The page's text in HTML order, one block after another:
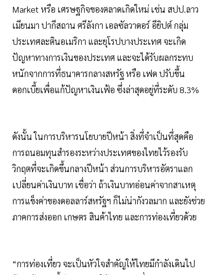
Market หรือ เศรษฐกิจของตลาดเกิดใหม่ เช่น สปป.ลาว
เมียนมา ปากีสถาน ศรีลังกา เอลซัลวาดอร์ อียิปต์ กลุ่ม
ประเทศละตินอเมริกา และยุโรปบางประเทศ จะเกิด
ปัญหาทางการเงินของประเทศ และจะได้รับผลกระทบ
หนักจากการที่ธนาคารกลางสหรัฐ หรือ เฟด ปรับขึ้น
ดอกเบี้ยเพื่อแก้ปัญหาเงินเฟ้อ ซึ่งล่าสุดอยู่ที่ระดับ 8.3%
ดังนั้น ในการบริหารนโยบายปีหน้า สิ่งที่จำเป็นที่สุดคือ
การถนอมทุนสำรองระหว่างประเทศของไทยไว้รองรับ
วิกฤตที่จะเกิดขึ้นกลางปีหน้า ส่วนการบริหารอัตราแลก
เปลี่ยนค่าเงินบาท เชื่อว่า ถ้าเงินบาทอ่อนค่าจากสาเหตุ
การแข็งค่าของดอลลาร์สหรัฐฯ ก็ไม่น่ากังวลมาก และยังช่วย
ภาคการส่งออก เกษตร สินค้าไทย และการท่องเที่ยวด้วย
“การท่องเที่ยว จะเป็นหัวใจสำคัญให้ไทยมีกำลังเดินไป